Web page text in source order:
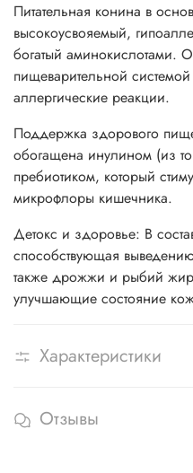
Питательная конина в
высокоусвояемый,
богатый аминокислотами.
пищеварительной
аллергические реакции.
Поддержка здорового
обогащена инулином (из
пребиотиком, который
микрофлоры кишечника.
Детокс и здоровье: В
способствующая
также дрожжи и рыбий
улучшающие состояние
Характеристики
Отзывы